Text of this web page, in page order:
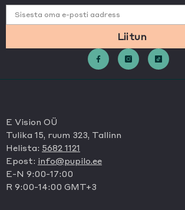
Sisesta oma e-posti aadress
Liitun
E Vision OÜ
Tulika 15, ruum 323, Tallinn
Helista: 5682 1121
Epost: info@pupilo.ee
E-N 9:00-17:00
R 9:00-14:00 GMT+3